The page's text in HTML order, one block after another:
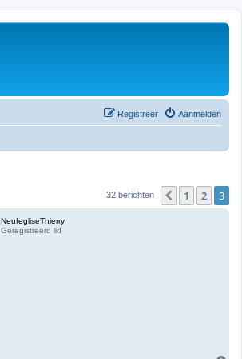
Aanmelden
Registreer
32 berichten Vorige
1 2 3
NeufegliseThierry
Geregistreerd lid